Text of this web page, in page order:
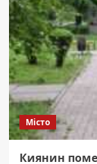
відправив
під
нічний
домашній
арешт
директора
департаменту
КМДА
Місто
Киянин